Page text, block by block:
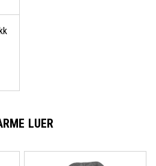
LUER